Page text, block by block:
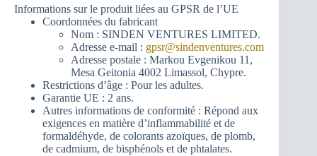
Informations sur le produit liées au GPSR de l’UE
Coordonnées du fabricant
Nom : SINDEN VENTURES LIMITED.
Adresse e-mail : gpsr@sindenventures.com
Adresse postale : Markou Evgenikou 11,
Mesa Geitonia 4002 Limassol, Chypre.
Restrictions d’âge : Pour les adultes.
Garantie UE : 2 ans.
Autres informations de conformité : Répond aux
exigences en matière d’inflammabilité et de
formaldéhyde, de colorants azoïques, de plomb,
de cadmium, de bisphénols et de phtalates.